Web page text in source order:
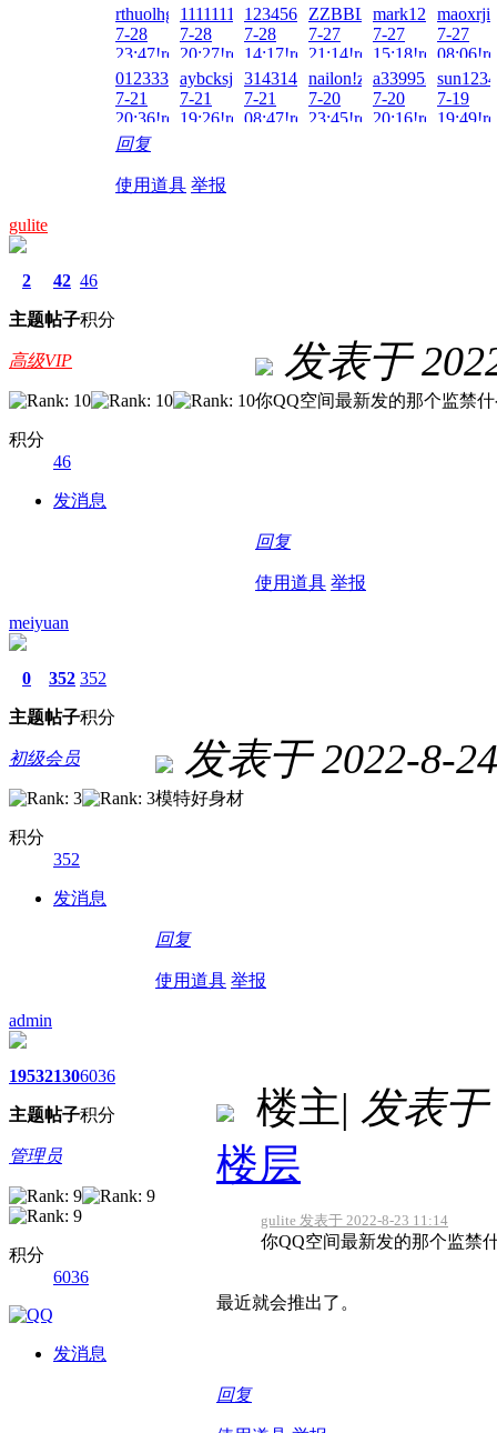
rthuolhgf!zai!2026-
7-28
23:47!read!
1111111aaa!zai!2026-
7-28
20:27!read!
1234567890123!zai!2026-
7-28
14:17!read!
ZZBBLL!zai!2026-
7-27
21:14!read!
7-27
15:18!read!
7-27
012333!zai!2026-
7-21
20:36!read!
aybcksj!zai!2026-
7-21
19:26!read!
314314!zai!2026-
7-21
08:47!read!
nailon!zai!2026-
7-20
23:45!read!
7-20
20:16!read!
7-19
回复
使用道具 举报
gulite
2
主题
42
帖子
46
积分
高级VIP
积分
46
发消息
发表于
你QQ空间最新发的那个监禁
回复
使用道具 举报
meiyuan
0
主题
352
帖子
352
积分
初级会员
积分
352
发消息
发表于 2022-8-
模特好身材
回复
使用道具 举报
admin
1953
主题
2130
帖子
6036
积分
管理员
积分
6036
发消息
楼主| 发表于
楼层
gulite 发表于 2022-8-23 11:14
你QQ空间最新发的那个监禁
最近就会推出了。
回复